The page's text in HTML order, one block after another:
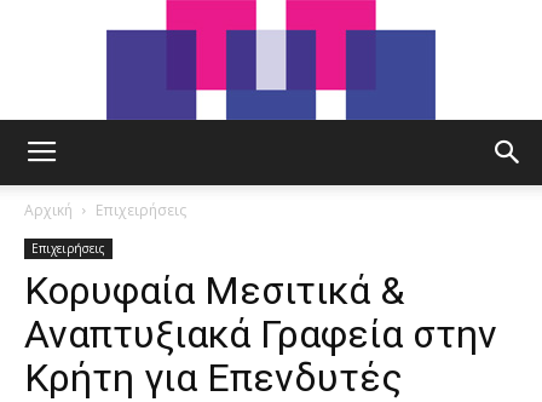
Αρχική Επιχειρήσεις
Επιχειρήσεις
Κορυφαία Μεσιτικά &
Αναπτυξιακά Γραφεία στην
Κρήτη για Επενδυτές